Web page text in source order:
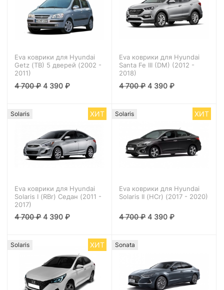
Eva коврики для Hyundai
Getz (TB) 5 дверей (2002 -
2011)
4 700₽ 4 390₽
Eva коврики для Hyundai
Santa Fe III (DM) (2012 -
2018)
4 700₽ 4 390₽
Solaris ХИТ
Eva коврики для Hyundai
Solaris I (RBr) Седан (2011 -
2017)
4 700₽ 4 390₽
Solaris ХИТ
Eva коврики для Hyundai
Solaris II (HCr) (2017 - 2020)
4 700₽ 4 390₽
Solaris ХИТ Sonata